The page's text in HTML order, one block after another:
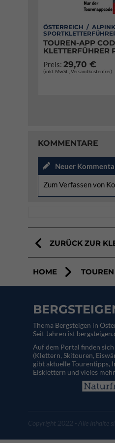
ÖSTERREICH /
TOUREN-APP
KLETTERFÜHRER
Preis: 29,70 €
(inkl. MwSt., Versandkostenfrei)
KOMMENTARE
Neuer
Zum Verfassen von
ZURÜCK ZUR
HOME TOUREN
Thema Bergsteigen in
Seit Jahren ist
Auf dem Portal finden
(Klettern, Skitouren,
gibt aktuelle Tourentipps,
Eisklettern und vieles
Copyright 2022 - Alle Inhalte